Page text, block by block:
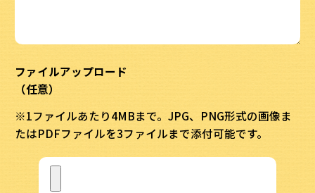
ファイルアップロード
（任意）
※1ファイルあたり4MBまで。JPG、PNG形式の画像ま
たはPDFファイルを3ファイルまで添付可能です。